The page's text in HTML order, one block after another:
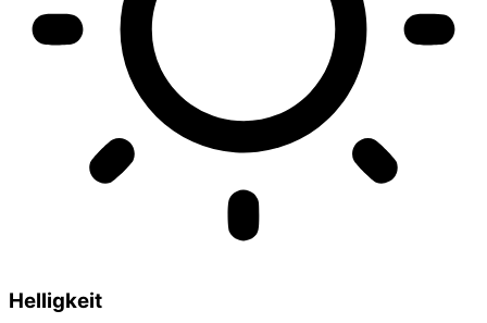
Helligkeit